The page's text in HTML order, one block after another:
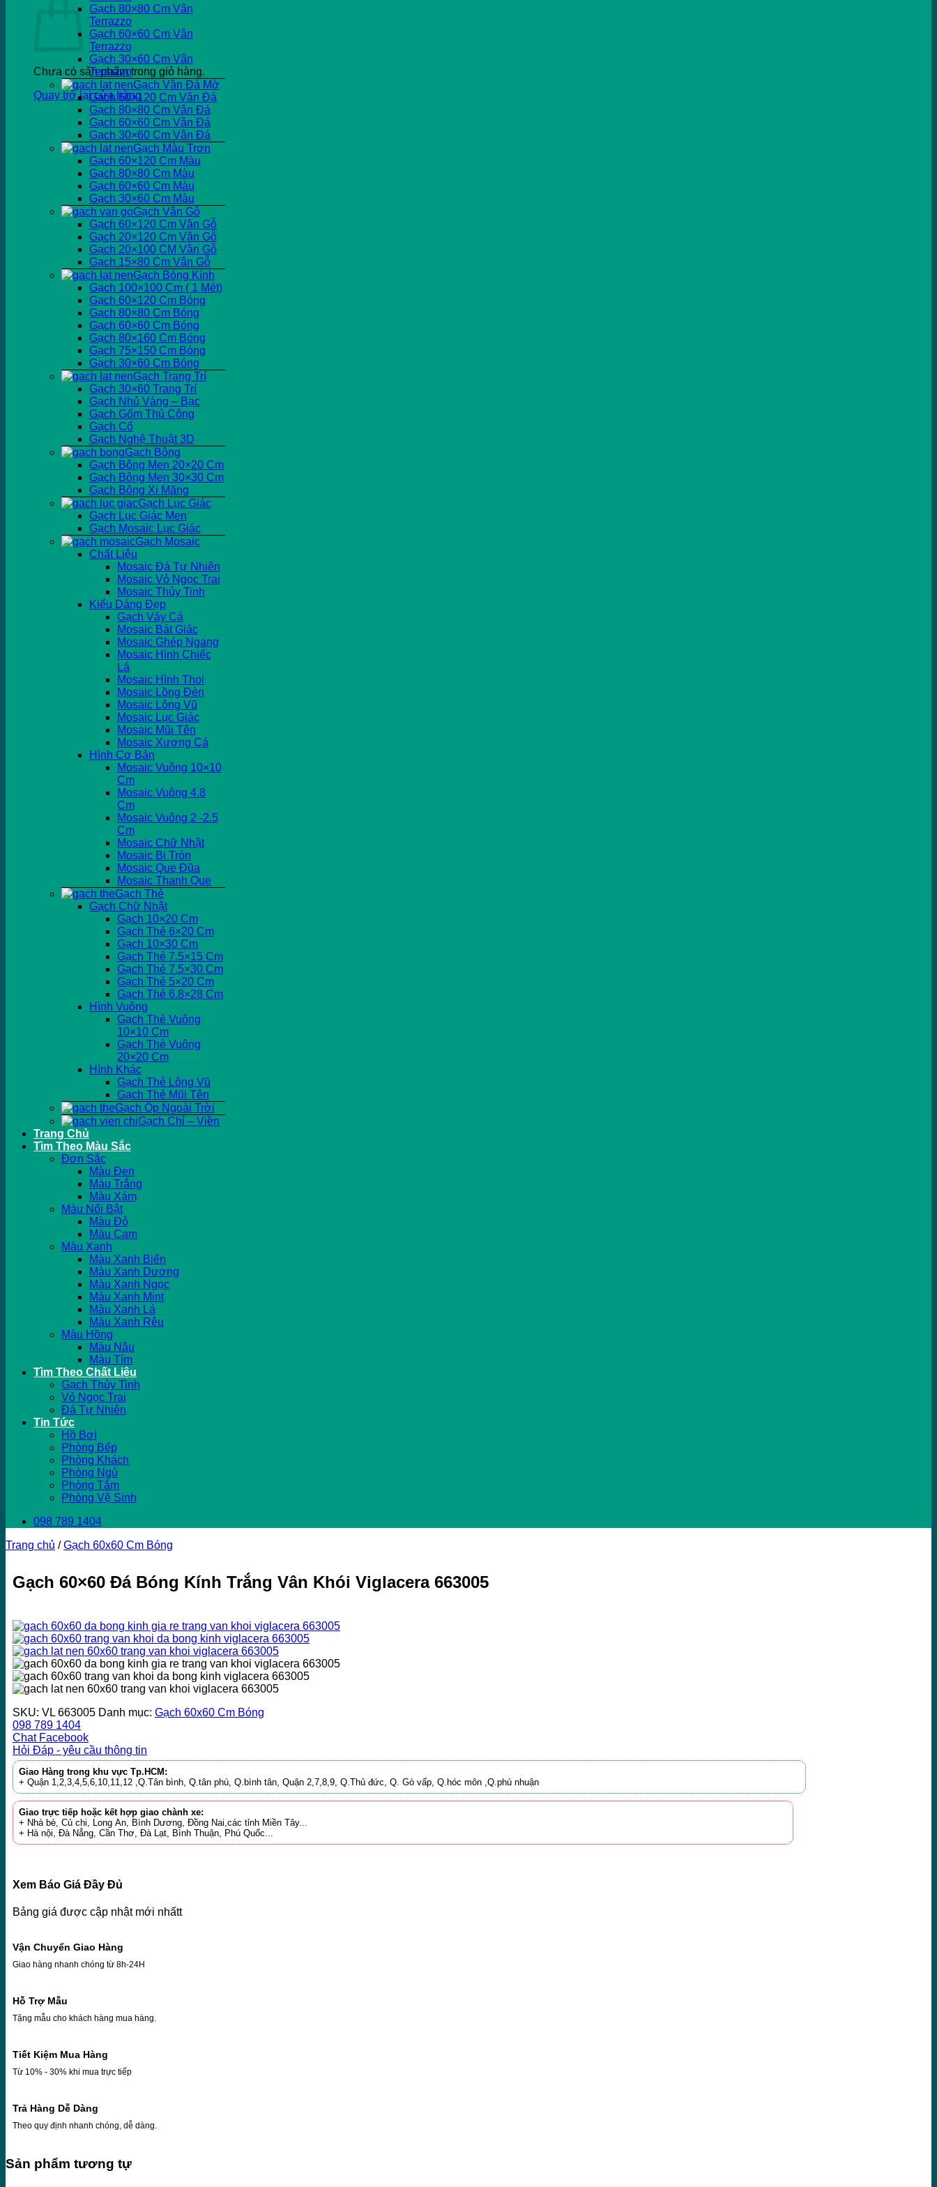
Chưa có sản phẩm trong giỏ hàng.
Quay trở lại cửa hàng
Gạch 80×80 Cm Vân
Terrazzo
Gạch 60×60 Cm Vân
Terrazzo
Gạch 30×60 Cm Vân
Terrazzo
Gạch Vân Đá Mờ
Gạch 60×120 Cm Vân Đá
Gạch 80×80 Cm Vân Đá
Gạch 60×60 Cm Vân Đá
Gạch 30×60 Cm Vân Đá
Gạch Màu Trơn
Gạch 60×120 Cm Màu
Gạch 80×80 Cm Màu
Gạch 60×60 Cm Màu
Gạch 30×60 Cm Màu
Gạch Vân Gỗ
Gạch 60×120 Cm Vân Gỗ
Gạch 20×120 Cm Vân Gỗ
Gạch 20×100 CM Vân Gỗ
Gạch 15×80 Cm Vân Gỗ
Gạch Bóng Kính
Gạch 100×100 Cm ( 1 Mét)
Gạch 60×120 Cm Bóng
Gạch 80×80 Cm Bóng
Gạch 60×60 Cm Bóng
Gạch 80×160 Cm Bóng
Gạch 75×150 Cm Bóng
Gạch 30×60 Cm Bóng
Gạch Trang Trí
Gạch 30×60 Trang Trí
Gạch Nhủ Vàng – Bạc
Gạch Gốm Thủ Công
Gạch Cổ
Gạch Nghệ Thuật 3D
Gạch Bông
Gạch Bông Men 20×20 Cm
Gạch Bông Men 30×30 Cm
Gạch Bông Xi Măng
Gạch Lục Giác
Gạch Lục Giác Men
Gạch Mosaic Lục Giác
Gạch Mosaic
Chất Liệu
Mosaic Đá Tự Nhiên
Mosaic Vỏ Ngọc Trai
Mosaic Thủy Tinh
Kiểu Dáng Đẹp
Gạch Vảy Cá
Mosaic Bát Giác
Mosaic Ghép Ngang
Mosaic Hình Chiếc
Lá
Mosaic Hình Thoi
Mosaic Lồng Đèn
Mosaic Lông Vũ
Mosaic Lục Giác
Mosaic Mũi Tên
Mosaic Xương Cá
Hình Cơ Bản
Mosaic Vuông 10×10
Cm
Mosaic Vuông 4.8
Cm
Mosaic Vuông 2 -2.5
Cm
Mosaic Chữ Nhật
Mosaic Bi Tròn
Mosaic Que Đũa
Mosaic Thanh Que
Gạch Thẻ
Gạch Chữ Nhật
Gạch 10×20 Cm
Gạch Thẻ 6×20 Cm
Gạch 10×30 Cm
Gạch Thẻ 7.5×15 Cm
Gạch Thẻ 7.5×30 Cm
Gạch Thẻ 5×20 Cm
Gạch Thẻ 6.8×28 Cm
Hình Vuông
Gạch Thẻ Vuông
10×10 Cm
Gạch Thẻ Vuông
20×20 Cm
Hình Khác
Gạch Thẻ Lông Vũ
Gạch Thẻ Mũi Tên
Gạch Ốp Ngoài Trời
Gạch Chỉ – Viền
Trang Chủ
Tìm Theo Màu Sắc
Đơn Sắc
Màu Đen
Màu Trắng
Màu Xám
Màu Nổi Bật
Màu Đỏ
Màu Cam
Màu Xanh
Màu Xanh Biển
Màu Xanh Dương
Màu Xanh Ngọc
Màu Xanh Mint
Màu Xanh Lá
Màu Xanh Rêu
Màu Hồng
Màu Nâu
Màu Tím
Tìm Theo Chất Liệu
Gạch Thủy Tinh
Vỏ Ngọc Trai
Đá Tự Nhiên
Tin Tức
Hồ Bơi
Phòng Bếp
Phòng Khách
Phòng Ngủ
Phòng Tắm
Phòng Vệ Sinh
098 789 1404
Trang chủ / Gạch 60x60 Cm Bóng
Gạch 60×60 Đá Bóng Kính Trắng Vân Khói Viglacera 663005
SKU: VL 663005 Danh mục: Gạch 60x60 Cm Bóng
098 789 1404
Chat Facebook
Hỏi Đáp - yêu cầu thông tin
Giao Hàng trong khu vực Tp.HCM:
+ Quận 1,2,3,4,5,6,10,11,12 ,Q.Tân bình, Q.tân phú, Q.bình tân, Quận 2,7,8,9, Q.Thủ đức, Q. Gò vấp, Q.hóc môn ,Q.phú nhuận
Giao trực tiếp hoặc kết hợp giao chành xe:
+ Nhà bè, Củ chi, Long An, Bình Dương, Đồng Nai,các tỉnh Miền Tây...
+ Hà nội, Đà Nẳng, Cần Thơ, Đà Lạt, Bình Thuận, Phú Quốc...
Xem Báo Giá Đầy Đủ
Bảng giá được cập nhật mới nhấtt
Vận Chuyển Giao Hàng
Giao hàng nhanh chóng từ 8h-24H
Hỗ Trợ Mẫu
Tặng mẫu cho khách hàng mua hàng.
Tiết Kiệm Mua Hàng
Từ 10% - 30% khi mua trực tiếp
Trả Hàng Dễ Dàng
Theo quy định nhanh chóng, dễ dàng.
Sản phẩm tương tự